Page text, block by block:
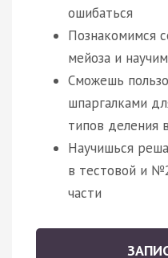
ошибаться
Познакомимся
мейоза и
Сможешь
шпаргалками
типов деления
Научишься
в тестовой и
части